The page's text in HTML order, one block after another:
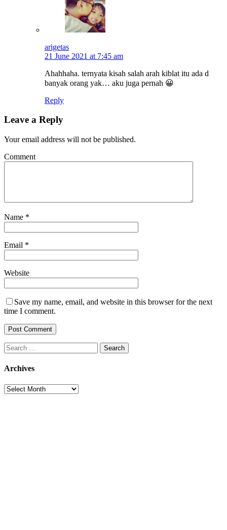
arigetas
21 June 2021 at 7:45 am
Ahahhaha. ternyata kisah salah arah kiblat itu ada d
banyak orang yak… aku juga pernah 😀
Reply
Leave a Reply
Your email address will not be published.
Comment
Name *
Email *
Website
Save my name, email, and website in this browser for the next
time I comment.
Search
for:
Archives
Archives